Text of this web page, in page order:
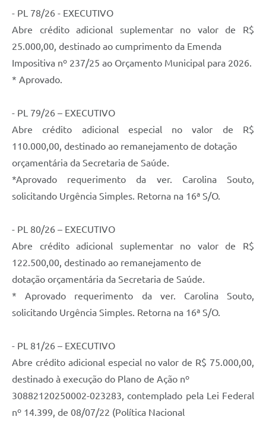
Telefones Úteis
SIC
Notícias
Contato
- PL 78/26 - EXECUTIVO
Abre crédito adicional suplementar no valor de R$
25.000,00, destinado ao cumprimento da Emenda
Impositiva nº 237/25 ao Orçamento Municipal para 2026.
* Aprovado.
- PL 79/26 – EXECUTIVO
Abre crédito adicional especial no valor de R$
110.000,00, destinado ao remanejamento de dotação
orçamentária da Secretaria de Saúde.
*Aprovado requerimento da ver. Carolina Souto,
solicitando Urgência Simples. Retorna na 16ª S/O.
- PL 80/26 – EXECUTIVO
Abre crédito adicional suplementar no valor de R$
122.500,00, destinado ao remanejamento de
dotação orçamentária da Secretaria de Saúde.
* Aprovado requerimento da ver. Carolina Souto,
solicitando Urgência Simples. Retorna na 16ª S/O.
- PL 81/26 – EXECUTIVO
Abre crédito adicional especial no valor de R$ 75.000,00,
destinado à execução do Plano de Ação nº
30882120250002-023283, contemplado pela Lei Federal
nº 14.399, de 08/07/22 (Política Nacional